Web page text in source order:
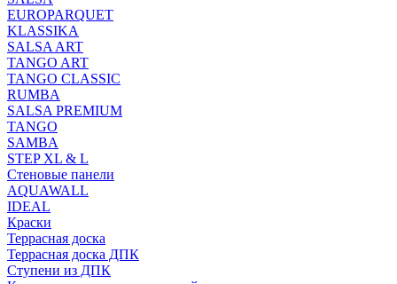
EUROPARQUET
KLASSIKA
SALSA ART
TANGO ART
TANGO CLASSIC
RUMBA
SALSA PREMIUM
TANGO
SAMBA
STEP XL & L
Стеновые панели
AQUAWALL
IDEAL
Краски
Террасная доска
Террасная доска ДПК
Ступени из ДПК